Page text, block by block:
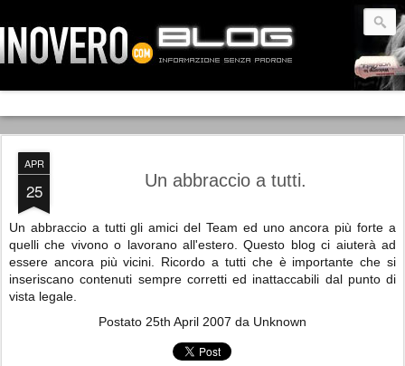
APR
25 Un abbraccio a tutti.
Un abbraccio a tutti gli amici del Team ed uno ancora più forte a
quelli che vivono o lavorano all'estero. Questo blog ci aiuterà ad
essere ancora più vicini. Ricordo a tutti che è importante che si
inseriscano contenuti sempre corretti ed inattaccabili dal punto di
vista legale.
Postato 25th April 2007 da Unknown